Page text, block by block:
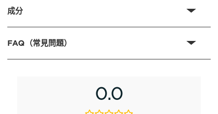
成分
FAQ（常見問題）
0.0